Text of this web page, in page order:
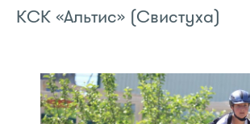
КСК «Альтис» (Свистуха)